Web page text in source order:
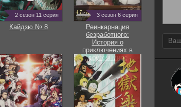
2 сезон 11 серия
Кайдзю № 8
3 сезон 6 серия
Реинкарнация
безработного:
История о
приключениях в
другом мире